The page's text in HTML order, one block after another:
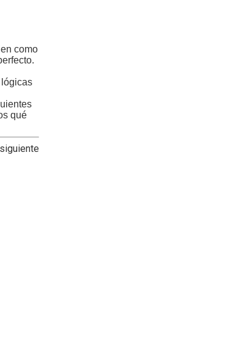
como
lógicas
qué